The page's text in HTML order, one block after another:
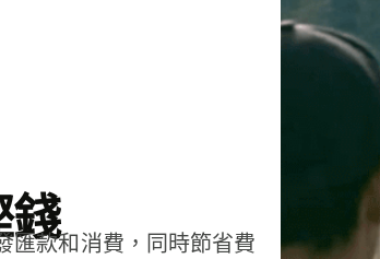
錢
匯款和消費，同時節省費